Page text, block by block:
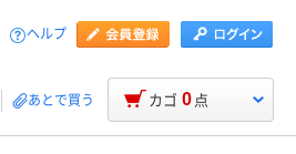
ヘルプ
あとで買う カゴ 0 点